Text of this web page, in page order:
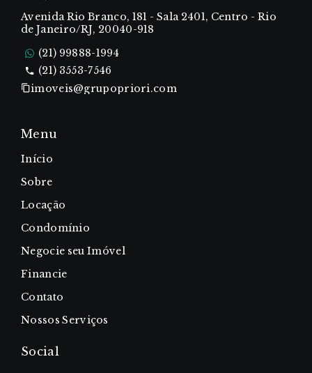
Avenida Rio Branco, 181 - Sala 2401, Centro - Rio
de Janeiro/RJ, 20040-918
(21) 99888-1994
(21) 3553-7546
imoveis@grupopriori.com
Menu
Início
Sobre
Locação
Condomínio
Negocie seu Imóvel
Financie
Contato
Nossos Serviços
Social